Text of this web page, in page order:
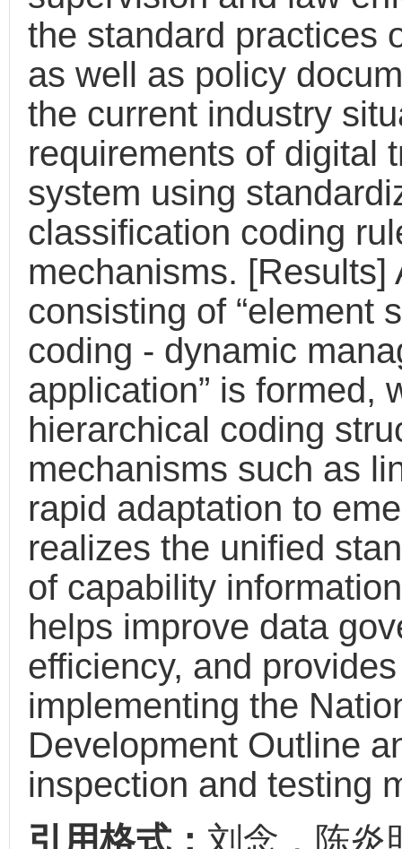
the standard practices
as well as policy
the current industry
requirements of digital
system using
classification coding
mechanisms. [Results]
consisting of “element
coding - dynamic
application” is formed,
hierarchical coding
mechanisms such as
rapid adaptation to
realizes the unified
of capability
helps improve data
efficiency, and
implementing the
Development Outline
inspection and testing
引用格式： 刘念，陈炎